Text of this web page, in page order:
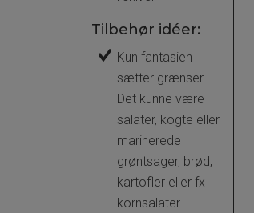
Tilbehør idéer:
Kun fantasien
sætter grænser.
Det kunne være
salater, kogte eller
marinerede
grøntsager, brød,
kartofler eller fx
kornsalater.